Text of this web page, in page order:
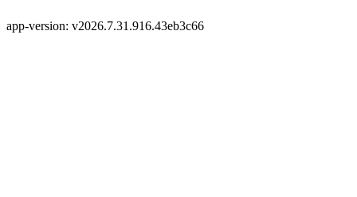
app-version: v2026.7.31.916.43eb3c66